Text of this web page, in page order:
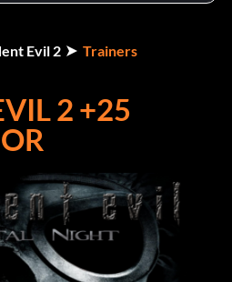
Evil 2 Trainers
2 +25